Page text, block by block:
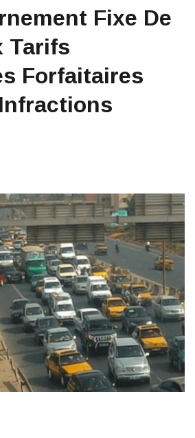
Fixe De
Tarifs
Forfaitaires